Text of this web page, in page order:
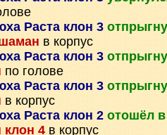
Раста клон 3
в корпус
Раста клон 3
по голове
Раста клон 3
в корпус
Раста клон 2 отошёл
клон 4 в корпус